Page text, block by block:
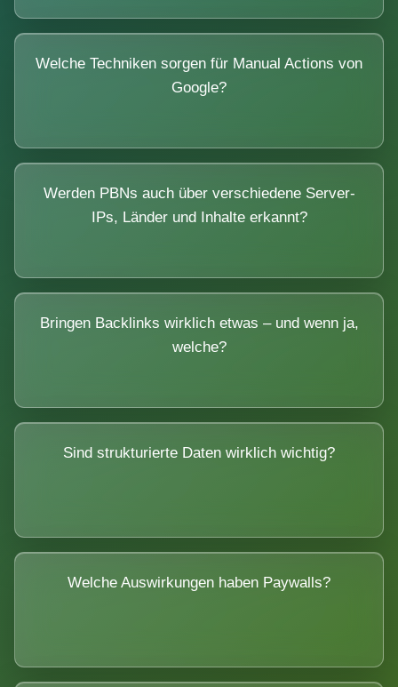
Welche Techniken sorgen für Manual Actions von
Google?
Werden PBNs auch über verschiedene Server-
IPs, Länder und Inhalte erkannt?
Bringen Backlinks wirklich etwas – und wenn ja,
welche?
Sind strukturierte Daten wirklich wichtig?
Welche Auswirkungen haben Paywalls?